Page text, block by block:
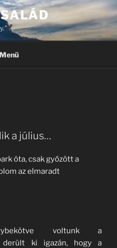
…
Menü
a július…
óta, csak győzött a
az elmaradt
voltunk a
derült ki igazán, hogy a